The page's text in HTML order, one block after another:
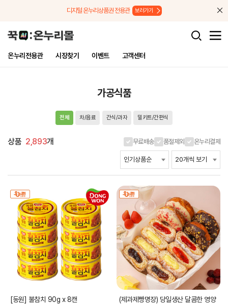
디지털 온누리상품권 전용관 보러가기
온누리전용관 시장찾기 이벤트 고객센터
가공식품
전체 차/음료 간식/과자 밀키트/간편식
상품 2,893개 무료배송 품절제외 온누리결제
[동원] 불참치 90g x 8캔
(제과제빵명장) 당일생산 달콤한 영양